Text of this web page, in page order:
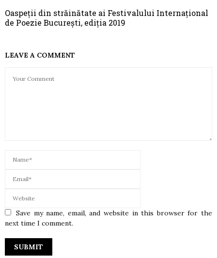
Oaspeții din străinătate ai Festivalului Internațional
de Poezie București, ediția 2019
LEAVE A COMMENT
Save my name, email, and website in this browser for the
next time I comment.